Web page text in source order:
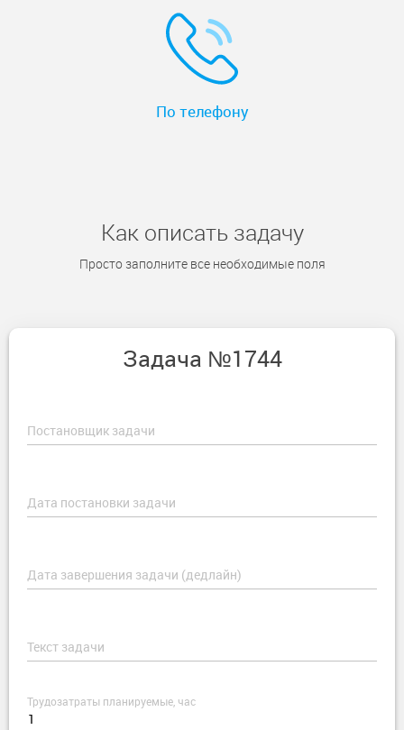
По телефону
Как описать задачу
Просто заполните все необходимые поля
Задача №1744
Постановщик задачи
Дата постановки задачи
Дата завершения задачи (дедлайн)
Текст задачи
Трудозатраты планируемые, час